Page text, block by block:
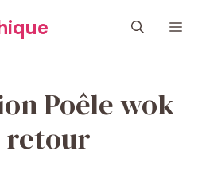
Poêle wok
retour